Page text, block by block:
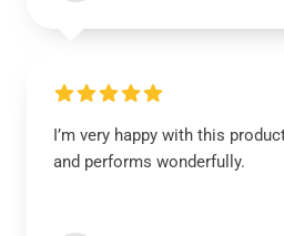
I’m very happy with this
and performs wonderfully.